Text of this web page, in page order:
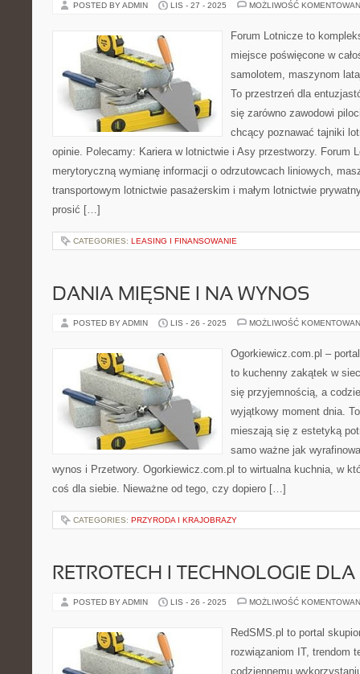
POSTED BY ADMIN LIS - 27 - 2025 MOŻLIWOŚĆ
Forum Lotnicze to
miejsce poświęcone w
samolotem, maszynom
To przestrzeń dla
się zarówno zawodowi
chcący poznawać tajniki
opinie. Polecamy: Kariera w lotnictwie i Asy przestworzy. Forum
merytoryczną wymianę informacji o odrzutowcach liniowych,
transportowym lotnictwie pasażerskim i małym lotnictwie
prosić […]
CATEGORIES: LEASING I FINANSOWANIE
DANIA MIĘSNE I NA WYNOS
POSTED BY ADMIN LIS - 26 - 2025 MOŻLIWOŚĆ
Ogorkiewicz.com.pl –
to kuchenny zakątek w
się przyjemnością, a
wyjątkowy moment dnia.
mieszają się z estetyką
samo ważne jak
wynos i Przetwory. Ogorkiewicz.com.pl to wirtualna kuchnia, w
coś dla siebie. Nieważne od tego, czy dopiero […]
CATEGORIES: PRZYRODA I KRAJOBRAZY
RETROTECH I TECHNOLOGIE
POSTED BY ADMIN LIS - 26 - 2025 MOŻLIWOŚĆ
RedSMS.pl to portal
rozwiązaniom IT, trendom
codziennemu